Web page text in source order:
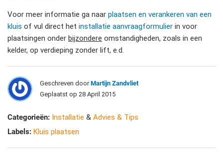
Voor meer informatie ga naar plaatsen en verankeren van een
kluis of vul direct het installatie aanvraagformulier in voor
plaatsingen onder bijzondere omstandigheden, zoals in een
kelder, op verdieping zonder lift, e.d.
Geschreven doorMartijn Zandvliet
Geplaatst op 28 April 2015
Categorieën: Installatie & Advies & Tips
Labels: Kluis plaatsen